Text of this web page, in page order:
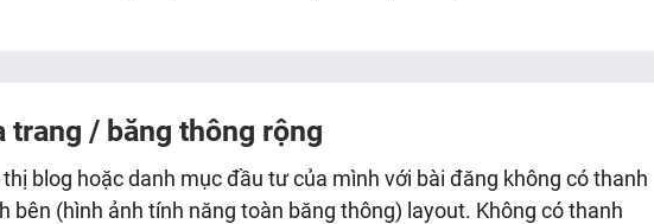
trang / băng thông rộng
blog hoặc danh mục đầu tư của mình với bài đăng không có thanh
bên (hình ảnh tính năng toàn băng thông) layout. Không có thanh